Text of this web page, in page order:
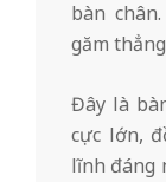
bàn
găm
Đây là
cực lớn,
lĩnh đáng